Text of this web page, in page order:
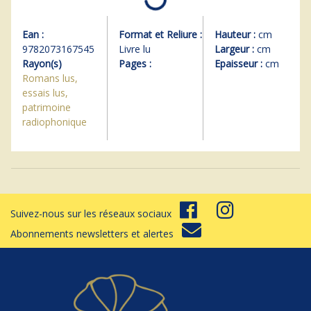
Ean :
9782073167545
Rayon(s)
Romans lus,
essais lus,
patrimoine
radiophonique
Format et Reliure :
Livre lu
Pages :
Hauteur : cm
Largeur : cm
Epaisseur : cm
Suivez-nous sur les réseaux sociaux
Abonnements newsletters et alertes